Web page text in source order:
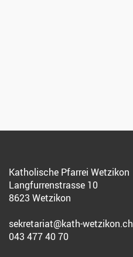
Katholische Pfarrei Wetzikon
Langfurrenstrasse 10
8623 Wetzikon
sekretariat@kath-wetzikon.ch
043 477 40 70